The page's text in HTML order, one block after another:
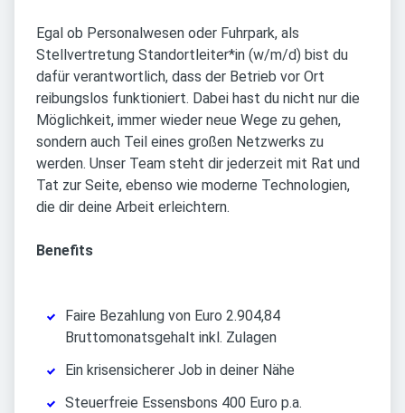
Egal ob Personalwesen oder Fuhrpark, als
Stellvertretung Standortleiter*in (w/m/d) bist du
dafür verantwortlich, dass der Betrieb vor Ort
reibungslos funktioniert. Dabei hast du nicht nur die
Möglichkeit, immer wieder neue Wege zu gehen,
sondern auch Teil eines großen Netzwerks zu
werden. Unser Team steht dir jederzeit mit Rat und
Tat zur Seite, ebenso wie moderne Technologien,
die dir deine Arbeit erleichtern.
Benefits
Faire Bezahlung von Euro 2.904,84
Bruttomonatsgehalt inkl. Zulagen
Ein krisensicherer Job in deiner Nähe
Steuerfreie Essensbons 400 Euro p.a.